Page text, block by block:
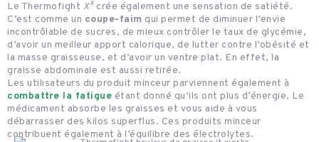
Le Thermofight Xˣcrée également une sensation de satiété.
C’est comme un coupe-faim qui permet de diminuer l’envie
incontrôlable de sucres, de mieux contrôler le taux de glycémie,
d’avoir un meilleur apport calorique, de lutter contre l’obésité et
la masse graisseuse, et d’avoir un ventre plat. En effet, la
graisse abdominale est aussi retirée.
Les utilisateurs du produit minceur parviennent également à
combattre la fatigue étant donné qu’ils ont plus d’énergie. Le
médicament absorbe les graisses et vous aide à vous
débarrasser des kilos superflus. Ces produits minceur
contribuent également à l’équilibre des électrolytes.